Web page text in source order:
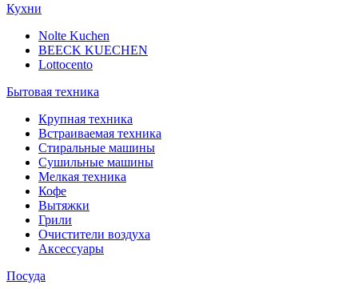
Кухни
Nolte Kuchen
BEECK KUECHEN
Lottocento
Бытовая техника
Крупная техника
Встраиваемая техника
Стиральные машины
Сушильные машины
Мелкая техника
Кофе
Вытяжки
Грили
Очистители воздуха
Аксессуары
Посуда